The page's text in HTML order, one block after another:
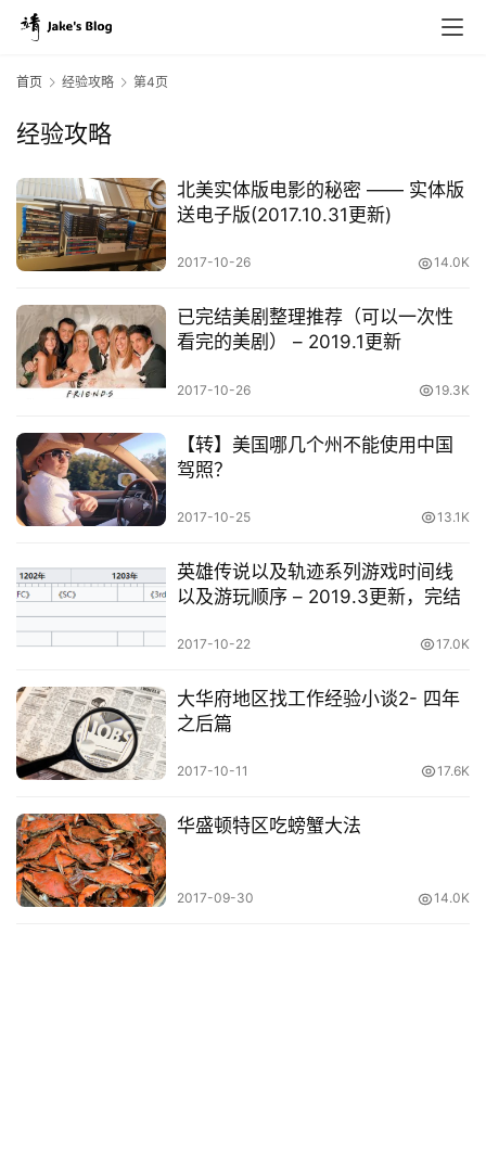
首页 经验攻略 第4页
经验攻略
北美实体版电影的秘密 —— 实体版
送电子版(2017.10.31更新)
2017-10-26 14.0K
已完结美剧整理推荐（可以一次性
看完的美剧） – 2019.1更新
2017-10-26 19.3K
【转】美国哪几个州不能使用中国
驾照？
2017-10-25 13.1K
英雄传说以及轨迹系列游戏时间线
以及游玩顺序 – 2019.3更新，完结
2017-10-22 17.0K
大华府地区找工作经验小谈2- 四年
之后篇
2017-10-11 17.6K
华盛顿特区吃螃蟹大法
2017-09-30 14.0K